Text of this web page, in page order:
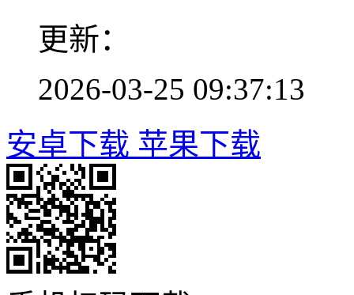
更新：
2026-03-25 09:37:13
安卓下载 苹果下载